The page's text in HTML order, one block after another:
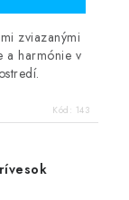
zviazanými
a harmónie v
Kód: 143